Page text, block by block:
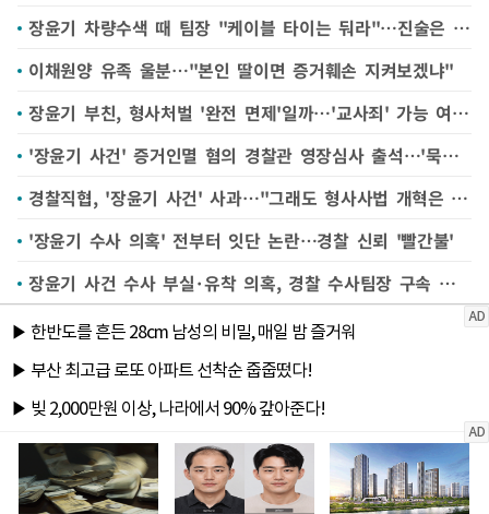
장윤기 차량수색 때 팀장 "케이블 타이는 둬라"…진술은 엇갈려
이채원양 유족 울분…"본인 딸이면 증거훼손 지켜보겠냐"
장윤기 부친, 형사처벌 '완전 면제'일까…'교사죄' 가능 여부 주목
'장윤기 사건' 증거인멸 혐의 경찰관 영장심사 출석…'묵묵부답'
경찰직협, '장윤기 사건' 사과…"그래도 형사사법 개혁은 계속돼야"
'장윤기 수사 의혹' 전부터 잇단 논란…경찰 신뢰 '빨간불'
장윤기 사건 수사 부실·유착 의혹, 경찰 수사팀장 구속 갈림길